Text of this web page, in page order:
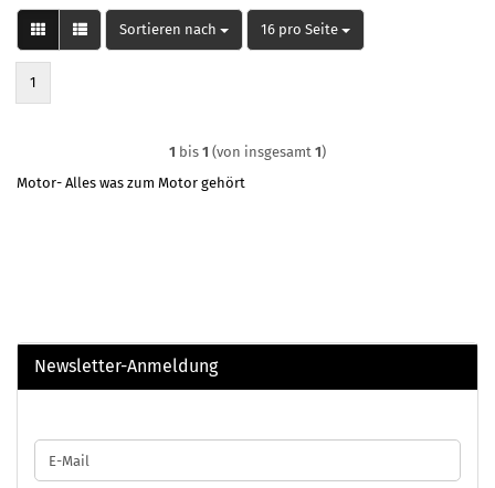
Sortieren nach
Sortieren nach 16 pro Seite
pro Seite
1
1 bis 1 (von insgesamt 1)
Motor- Alles was zum Motor gehört
Newsletter-Anmeldung
WEITER
ZUR
E-
Mail